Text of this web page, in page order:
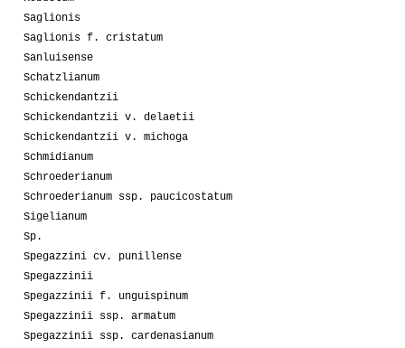
Saglionis
Saglionis f. cristatum
Sanluisense
Schatzlianum
Schickendantzii
Schickendantzii v. delaetii
Schickendantzii v. michoga
Schmidianum
Schroederianum
Schroederianum ssp. paucicostatum
Sigelianum
Sp.
Spegazzini cv. punillense
Spegazzinii
Spegazzinii f. unguispinum
Spegazzinii ssp. armatum
Spegazzinii ssp. cardenasianum